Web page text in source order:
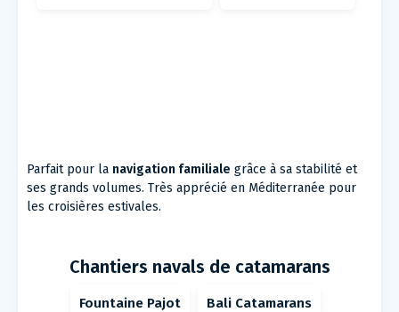
Parfait pour la navigation familiale grâce à sa stabilité et
ses grands volumes. Très apprécié en Méditerranée pour
les croisières estivales.
Chantiers navals de catamarans
Fountaine Pajot Bali Catamarans